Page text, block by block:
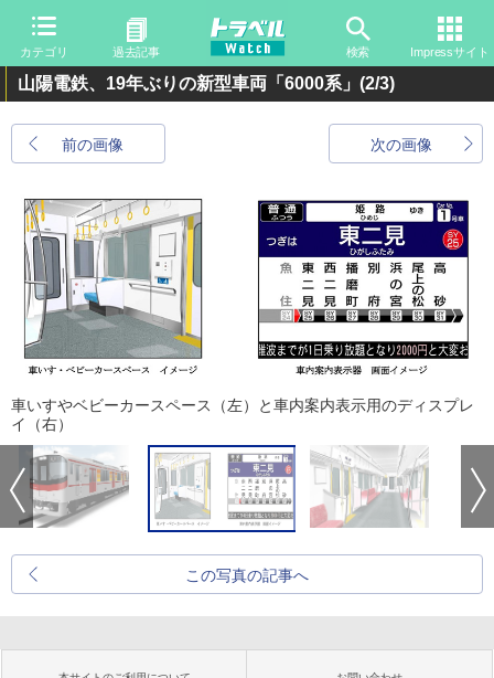
カテゴリ 過去記事 検索 Impressサイト
山陽電鉄、19年ぶりの新型車両「6000系」 (2/3)
前の画像 次の画像
車いすやベビーカースペース（左）と車内案内表示用のディスプレ
イ（右）
この写真の記事へ